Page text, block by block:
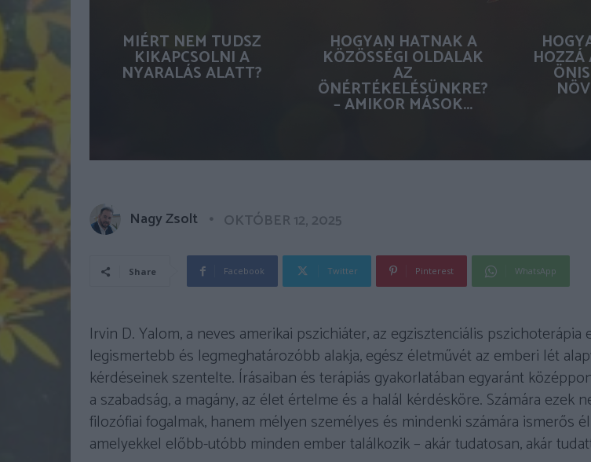
MIÉRT NEM TUDSZ
KIKAPCSOLNI A
NYARALÁS ALATT?
HOGYAN HATNAK A
KÖZÖSSÉGI OLDALAK
AZ
ÖNÉRTÉKELÉSÜNKRE?
– AMIKOR MÁSOK...
HOZZÁ
Nagy Zsolt OKTÓBER 12, 2025
Share Facebook Twitter Pinterest WhatsApp
Irvin D. Yalom, a neves amerikai pszichiáter, az egzisztenciális pszichoterápia
legismertebb és legmeghatározóbb alakja, egész életművét az emberi lét
kérdéseinek szentelte. Írásaiban és terápiás gyakorlatában egyaránt
a szabadság, a magány, az élet értelme és a halál kérdésköre. Számára ezek
filozófiai fogalmak, hanem mélyen személyes és mindenki számára ismerős
amelyekkel előbb-utóbb minden ember találkozik – akár tudatosan, akár